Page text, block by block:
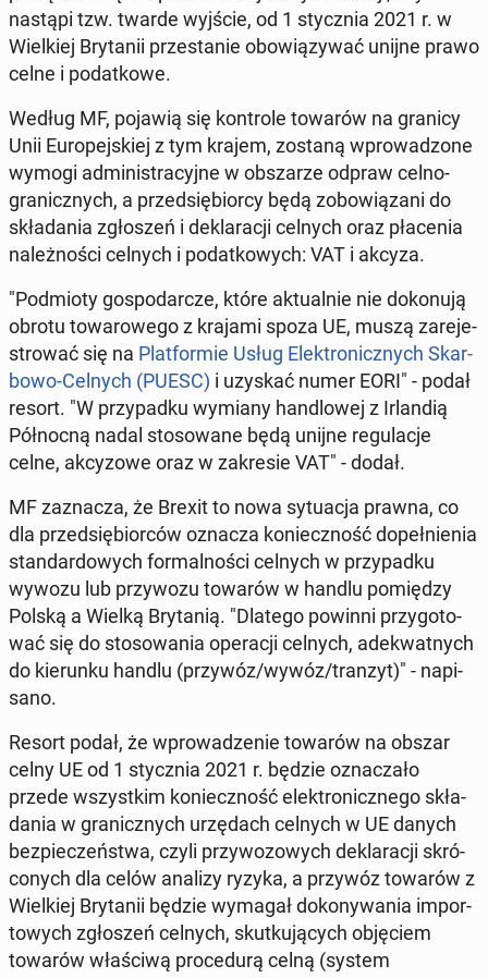
nastąpi tzw. twarde wyjście, od 1 stycz­nia 2021 r. w
Wiel­kiej Bry­ta­nii prze­sta­nie obo­wią­zy­wać unijne prawo
celne i po­dat­ko­we.
Według MF, pojawią się kon­tro­le towarów na granicy
Unii Eu­ro­pej­skiej z tym krajem, zostaną wpro­wa­dzo­ne
wymogi ad­mi­ni­stra­cyj­ne w ob­sza­rze odpraw celno-
gra­nicz­nych, a przed­się­bior­cy będą zo­bo­wią­za­ni do
skła­da­nia zgło­szeń i de­kla­ra­cji celnych oraz pła­ce­nia
na­leż­no­ści celnych i po­dat­ko­wych: VAT i akcyza.
"Pod­mio­ty go­spo­dar­cze, które ak­tu­al­nie nie do­ko­nu­ją
obrotu to­wa­ro­we­go z krajami spoza UE, muszą za­re­je­
stro­wać się na Plat­for­mie Usług Elek­tro­nicz­nych Skar­
bo­wo-Celnych (PUESC) i uzyskać numer EORI" - podał
resort. "W przy­pad­ku wymiany han­dlo­wej z Ir­lan­dią
Pół­noc­ną nadal sto­so­wa­ne będą unijne re­gu­la­cje
celne, ak­cy­zo­we oraz w za­kre­sie VAT" - dodał.
MF za­zna­cza, że Brexit to nowa sy­tu­acja prawna, co
dla przed­się­bior­ców oznacza ko­niecz­ność do­peł­nie­nia
stan­dar­do­wych for­mal­no­ści celnych w przy­pad­ku
wywozu lub przy­wo­zu towarów w handlu po­mię­dzy
Polską a Wielką Bry­ta­nią. "Dlatego powinni przy­go­to­
wać się do sto­so­wa­nia ope­ra­cji celnych, ade­kwat­nych
do kie­run­ku handlu (przywóz/wywóz/tranzyt)" - na­pi­
sa­no.
Resort podał, że wpro­wa­dze­nie towarów na obszar
celny UE od 1 stycz­nia 2021 r. będzie ozna­cza­ło
przede wszyst­kim ko­niecz­ność elek­tro­nicz­ne­go skła­
da­nia w gra­nicz­nych urzę­dach celnych w UE danych
bez­pie­czeń­stwa, czyli przy­wo­zo­wych de­kla­ra­cji skró­
co­nych dla celów analizy ryzyka, a przywóz towarów z
Wiel­kiej Bry­ta­nii będzie wymagał do­ko­ny­wa­nia im­por­
to­wych zgło­szeń celnych, skut­ku­ją­cych ob­ję­ciem
towarów wła­ści­wą pro­ce­du­rą celną (system